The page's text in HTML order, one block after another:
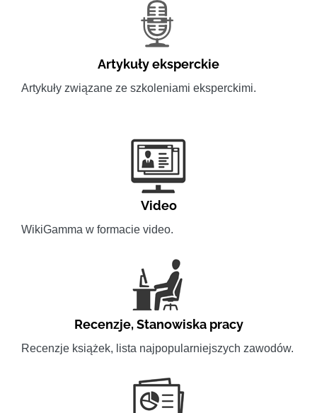
Artykuły eksperckie
Artykuły związane ze szkoleniami eksperckimi.
Video
WikiGamma w formacie video.
Recenzje,Stanowiska pracy
Recenzje książek, lista najpopularniejszych zawodów.